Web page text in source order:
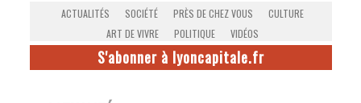
ACTUALITÉS SOCIÉTÉ PRÈS DE CHEZ VOUS
CULTURE
ART DE VIVRE
POLITIQUE VIDÉOS
S'abonner à lyoncapitale.fr